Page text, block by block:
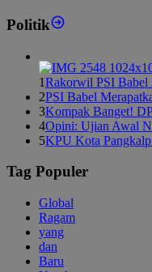
Politik
1Rakorwil PSI Babel
2PSI Babel
3Kompak Banget!
4Opini: Ujian Awal
5KPU Kota
Tag Populer
Global
Ragam
yang
dan
Baru